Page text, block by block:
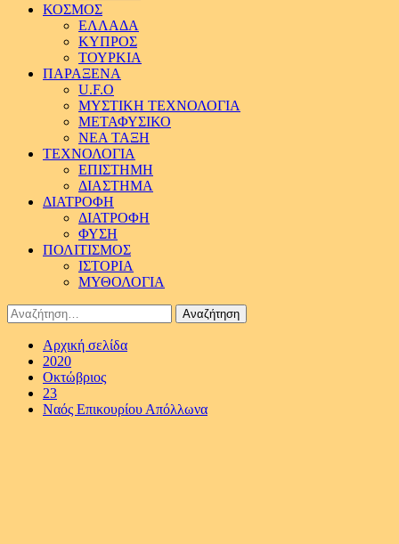
ΚΟΣΜΟΣ
ΕΛΛΑΔΑ
ΚΥΠΡΟΣ
ΤΟΥΡΚΙΑ
ΠΑΡΑΞΕΝΑ
U.F.O
ΜΥΣΤΙΚΗ ΤΕΧΝΟΛΟΓΙΑ
ΜΕΤΑΦΥΣΙΚΟ
ΝΕΑ ΤΑΞΗ
ΤΕΧΝΟΛΟΓΙΑ
ΕΠΙΣΤΗΜΗ
ΔΙΑΣΤΗΜΑ
ΔΙΑΤΡΟΦΗ
ΔΙΑΤΡΟΦΗ
ΦΥΣΗ
ΠΟΛΙΤΙΣΜΟΣ
ΙΣΤΟΡΙΑ
ΜΥΘΟΛΟΓΙΑ
Αναζήτηση
για:
Αρχική σελίδα
2020
Οκτώβριος
23
Ναός Επικουρίου Απόλλωνα